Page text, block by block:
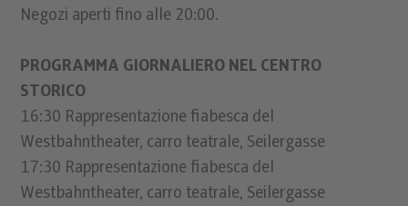
Negozi aperti fino alle 20:00.
PROGRAMMA GIORNALIERO NEL CENTRO
STORICO
16:30 Rappresentazione fiabesca del
Westbahntheater, carro teatrale, Seilergasse
17:30 Rappresentazione fiabesca del
Westbahntheater, carro teatrale, Seilergasse